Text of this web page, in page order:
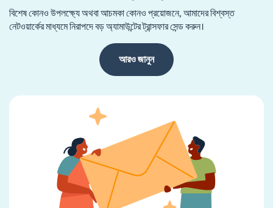
বিশেষ কোনও উপলক্ষ্যে অথবা আচমকা কোনও প্রয়োজনে, আমাদের বিশ্বস্ত
নেটওয়ার্কের মাধ্যমে নিরাপদে বড় অ্যামাউন্টের ট্রান্সফার সেন্ড করুন।
আরও জানুন